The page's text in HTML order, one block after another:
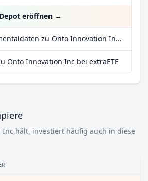
eröffnen →
Mehr Fundamentaldaten zu Onto Innovation Inc bei Parqet
Onto Innovation Inc bei extraETF
Inc hält, investiert häufig auch in diese